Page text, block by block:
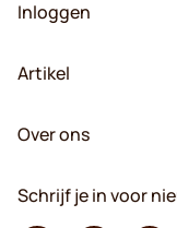
Inloggen
Artikel
Over ons
Schrijf je in voor